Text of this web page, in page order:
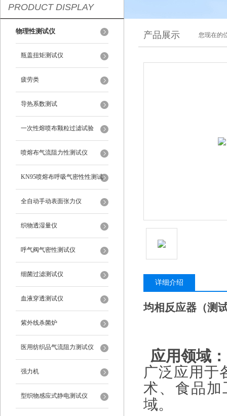
PRODUCT DISPLAY
物理性测试仪
瓶盖扭矩测试仪
疲劳类
导热系数测试
一次性熔喷布颗粒过滤试验
喷熔布气流阻力性测试仪
KN95喷熔布呼吸气密性性测试
仪
全自动手动表面张力仪
织物透湿量仪
呼气阀气密性测试仪
细菌过滤测试仪
血液穿透测试仪
紫外线杀菌炉
医用纺织品气流阻力测试仪
强力机
型织物感应式静电测试仪
产品展示 您现在的
详细介绍
均相反应器（测
应用领域：
广泛应用于
术、食品加
域。